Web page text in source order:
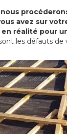
nous
avez sur
réalité pour
les défauts